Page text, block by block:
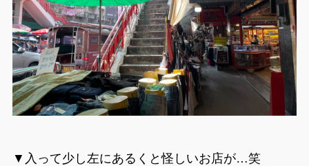
▼入って少し左にあるくと怪しいお店が…笑